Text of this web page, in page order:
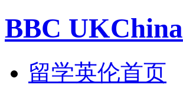
BBC UKChina
留学英伦首页